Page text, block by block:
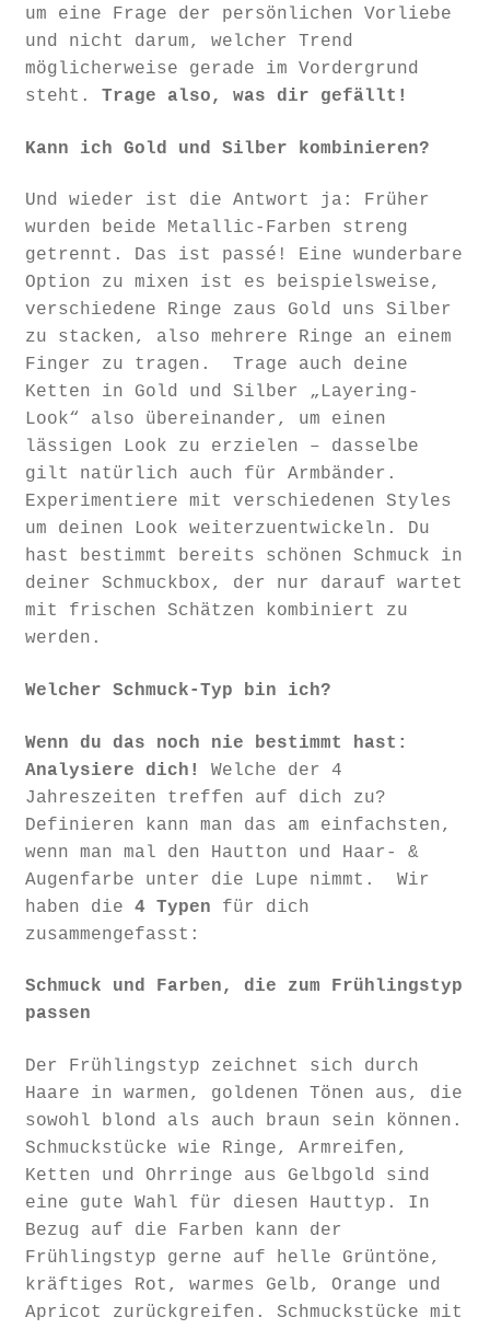
um eine Frage der persönlichen Vorliebe
und nicht darum, welcher Trend
möglicherweise gerade im Vordergrund
steht. Trage also, was dir gefällt!
Kann ich Gold und Silber kombinieren?
Und wieder ist die Antwort ja: Früher
wurden beide Metallic-Farben streng
getrennt. Das ist passé! Eine wunderbare
Option zu mixen ist es beispielsweise,
verschiedene Ringe zaus Gold uns Silber
zu stacken, also mehrere Ringe an einem
Finger zu tragen. Trage auch deine
Ketten in Gold und Silber „Layering-
Look“ also übereinander, um einen
lässigen Look zu erzielen – dasselbe
gilt natürlich auch für Armbänder.
Experimentiere mit verschiedenen Styles
um deinen Look weiterzuentwickeln. Du
hast bestimmt bereits schönen Schmuck in
deiner Schmuckbox, der nur darauf wartet
mit frischen Schätzen kombiniert zu
werden.
Welcher Schmuck-Typ bin ich?
Wenn du das noch nie bestimmt hast:
Analysiere dich!
Welche der 4
Jahreszeiten treffen auf dich zu?
Definieren kann man das am einfachsten,
wenn man mal den Hautton und Haar- &
Augenfarbe unter die Lupe nimmt. Wir
haben die 4 Typen für dich
zusammengefasst:
Schmuck und Farben, die zum Frühlingstyp
passen
Der Frühlingstyp zeichnet sich durch
Haare in warmen, goldenen Tönen aus, die
sowohl blond als auch braun sein können.
Schmuckstücke wie Ringe, Armreifen,
Ketten und Ohrringe aus Gelbgold sind
eine gute Wahl für diesen Hauttyp. In
Bezug auf die Farben kann der
Frühlingstyp gerne auf helle Grüntöne,
kräftiges Rot, warmes Gelb, Orange und
Apricot zurückgreifen. Schmuckstücke mit